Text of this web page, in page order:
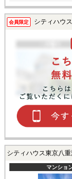
会員限定 シティハウ
シティハウス東京八
マンショ